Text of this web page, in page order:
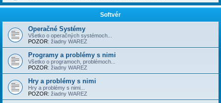
Softvér
Operačné Systémy
Všetko o operačných systémoch...
POZOR: žiadny WAREZ
Programy a problémy s nimi
Všetko o programoch, problémoch...
POZOR: žiadny WAREZ
Hry a problémy s nimi
Hry a problémy s nimi...
POZOR: žiadny WAREZ